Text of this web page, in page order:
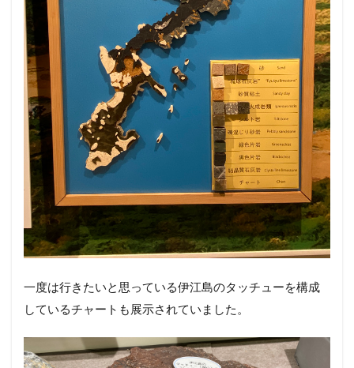
一度は行きたいと思っている伊江島のタッチューを構成
しているチャートも展示されていました。